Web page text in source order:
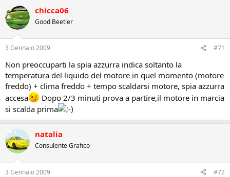
chicca06
Good Beetler
3 Gennaio 2009 #71
Non preoccuparti la spia azzurra indica soltanto la
temperatura del liquido del motore in quel momento (motore
freddo) + clima freddo + tempo scaldarsi motore, spia azzurra
accesa
Dopo 2/3 minuti prova a partire,il motore in marcia
si scalda prima
natalia
Consulente Grafico
3 Gennaio 2009 #72